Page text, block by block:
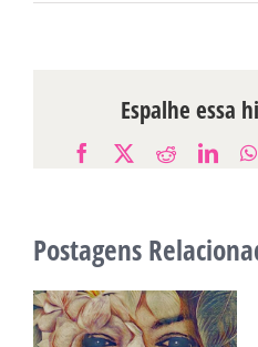
Espalhe essa
Facebook Reddit
Postagens